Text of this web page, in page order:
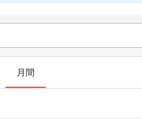
月間
象